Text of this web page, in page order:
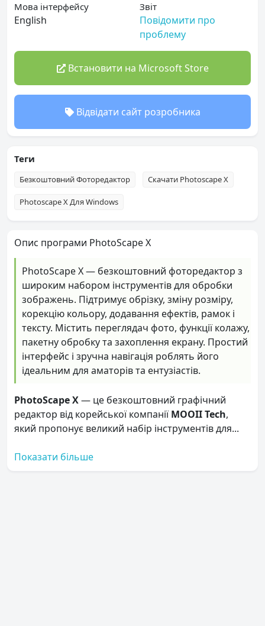
Мова інтерфейсу
English
Звіт
Повідомити про
проблему
Встановити на Microsoft Store
Відвідати сайт розробника
Теги
Безкоштовний Фоторедактор Скачати Photoscape X
Photoscape X Для Windows
Опис програми PhotoScape X
PhotoScape X — безкоштовний фоторедактор з
широким набором інструментів для обробки
зображень. Підтримує обрізку, зміну розміру,
корекцію кольору, додавання ефектів, рамок і
тексту. Містить переглядач фото, функції колажу,
пакетну обробку та захоплення екрану. Простий
інтерфейс і зручна навігація роблять його
ідеальним для аматорів та ентузіастів.
PhotoScape X— це безкоштовний графічний
редактор від корейської компаніїMOOII Tech,
який пропонує великий набір інструментів для...
Показати більше